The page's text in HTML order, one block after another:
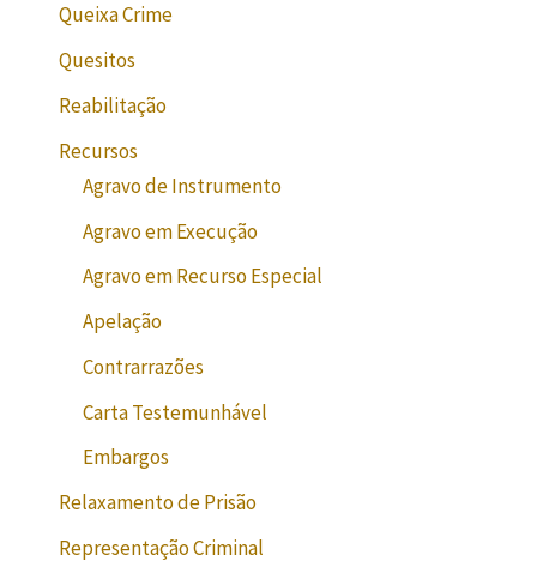
Queixa Crime
Quesitos
Reabilitação
Recursos
Agravo de Instrumento
Agravo em Execução
Agravo em Recurso Especial
Apelação
Contrarrazões
Carta Testemunhável
Embargos
Relaxamento de Prisão
Representação Criminal